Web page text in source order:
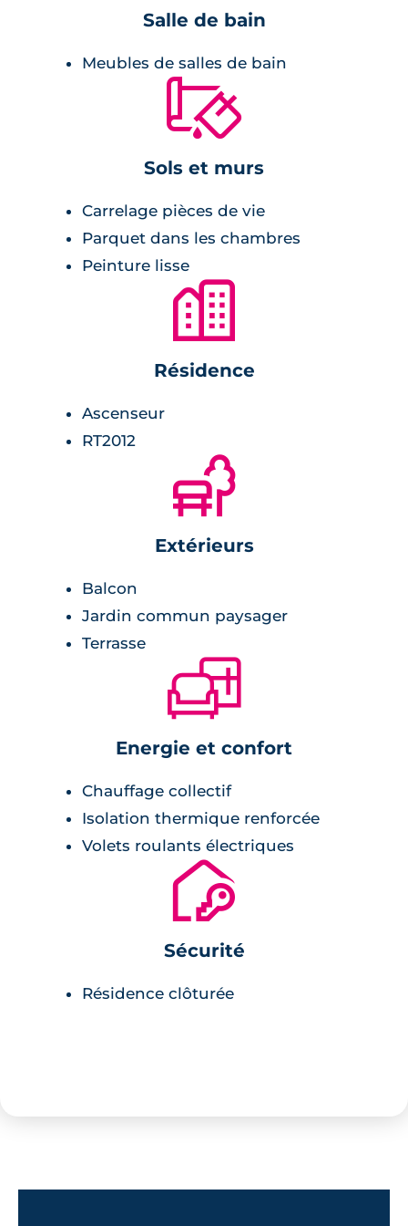
dimensions et les chambres d'un revêtement
Prestations du bien neuf
carrelage 45x45 cm ou 60x60 cm,
volets roulants électriques,
double vitrage isolant,
menuiseries en aluminium,
cuisine meublée et équipée,
terrasse ou loggia en lames de bois,
peinture lisse blanche.
Salle de bains :
meuble vasque avec miroir et bandeaux
radiateur sèche-serviette,
carrelage avec faïence assortie.
Chambre :
revêtement stratifié,
Salle de bain
Meubles de salles de bain
🔨
Sols et murs
Carrelage pièces de vie
Parquet dans les chambres
Peinture lisse
🏙
Résidence
Ascenseur
RT2012
🌲
Extérieurs
Balcon
Jardin commun paysager
Terrasse
🛋
Energie et confort
Chauffage collectif
Isolation thermique renforcée
Volets roulants électriques
🔐
Sécurité
Résidence clôturée